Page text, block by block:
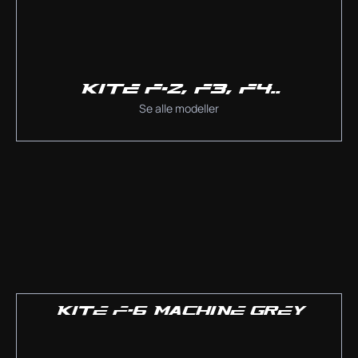
KITE F-2, F3, F4..
Se alle modeller
KITE F-6 MACHINE GREY